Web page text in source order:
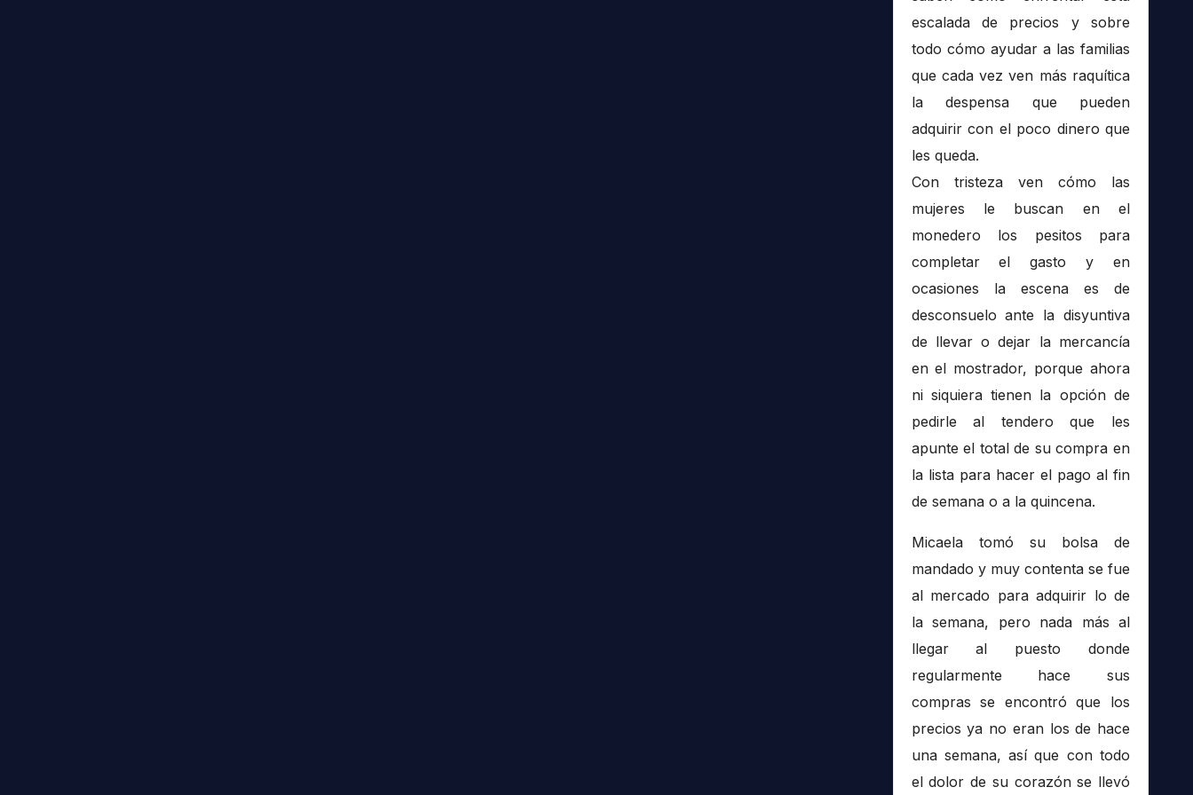
escalada de precios y sobre
todo cómo ayudar a las familias
que cada vez ven más raquítica
la despensa que pueden
adquirir con el poco dinero que
les queda.
Con tristeza ven cómo las
mujeres le buscan en el
monedero los pesitos para
completar el gasto y en
ocasiones la escena es de
desconsuelo ante la disyuntiva
de llevar o dejar la mercancía
en el mostrador, porque ahora
ni siquiera tienen la opción de
pedirle al tendero que les
apunte el total de su compra en
la lista para hacer el pago al fin
de semana o a la quincena.
Micaela tomó su bolsa de
mandado y muy contenta se fue
al mercado para adquirir lo de
la semana, pero nada más al
llegar al puesto donde
regularmente hace sus
compras se encontró que los
precios ya no eran los de hace
una semana, así que con todo
el dolor de su corazón se llevó